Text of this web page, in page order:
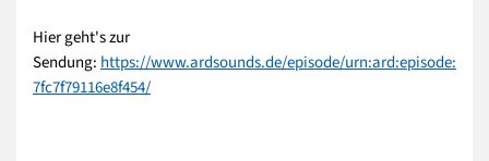
Hier geht's zur
Sendung: https://www.ardsounds.de/episode/urn:ard:episode:
7fc7f79116e8f454/